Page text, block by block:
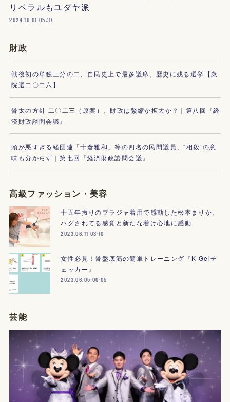
リベラルもユダヤ派
2024.10.01 05:37
財政
戦後初の単独三分の二、自民史上で最多議席、歴史に残る選挙【衆
院選二〇二六】
骨太の方針 二〇二三（原案）、財政は緊縮か拡大か？｜第八回『経
済財政諮問会議』
頭が悪すぎる経団連「十倉雅和」等の四名の民間議員、“相殺”の意
味も分からず｜第七回『経済財政諮問会議』
高級ファッション・美容
十五年振りのブラジャ着用で感動した松本まりか、
ハグされてる感覚と新たな着け心地に感動
2023.06.11 03:10
女性必見！骨盤底筋の簡単トレーニング『K Gelチ
ェッカー』
2023.06.05 00:05
芸能